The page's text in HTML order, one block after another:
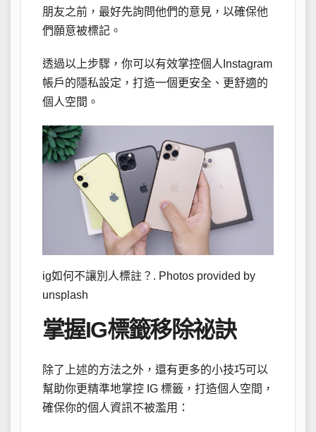
朋友之前，最好先詢問他們的意見，以確保他
們願意被標記。
透過以上步驟，你可以有效掌控個人Instagram
帳戶的隱私設定，打造一個更安全、更舒適的
個人空間。
ig如何不讓別人標註？. Photos provided by
unsplash
掌握IG標籤移除祕訣
除了上述的方法之外，還有更多的小技巧可以
幫助你更精準地掌控 IG 標籤，打造個人空間，
確保你的個人資訊不被濫用：